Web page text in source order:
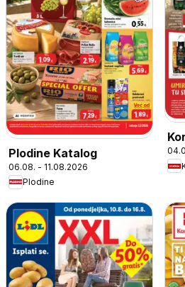
Plodine Katalog
06.08. - 11.08.2026
Plodine